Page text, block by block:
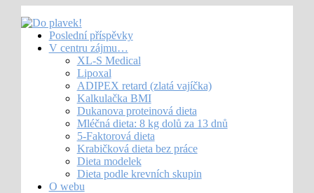
Poslední příspěvky
V centru zájmu…
XL-S Medical
Lipoxal
ADIPEX retard (zlatá vajíčka)
Kalkulačka BMI
Dukanova proteinová dieta
Mléčná dieta: 8 kg dolů za 13 dnů
5-Faktorová dieta
Krabičková dieta bez práce
Dieta modelek
Dieta podle krevních skupin
O webu